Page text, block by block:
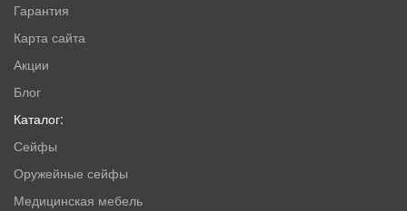
Гарантия
Карта сайта
Акции
Блог
Каталог:
Сейфы
Оружейные сейфы
Медицинская мебель